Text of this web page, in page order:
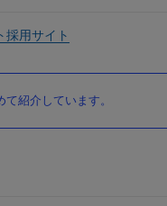
採用サイト
紹介しています。